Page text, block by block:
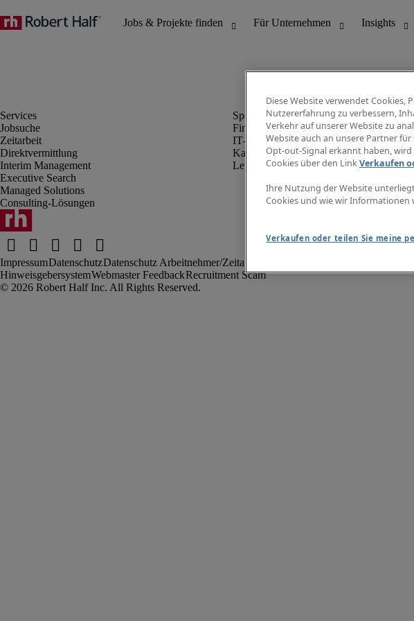
Jobsuche
Zeitarbeit
Direktvermittlung
Interim Management
Executive Search
Managed Solutions
Consulting-Lösungen
Finanz- & Rechnungswesen
IT-Bereich
Kaufmännischer Bereich
Legal
ImpressumDatenschutzDatenschutz Arbeitnehmer/Zeitarbeitskräfte
HinweisgebersystemWebmaster FeedbackRecruitment Scam
Diese Website verwendet Cookies,
Nutzererfahrung zu verbessern,
Verkehr auf unserer Website zu
Website auch an unsere Partner
Opt-out-Signal erkannt haben,
Cookies über den LinkVerkaufen
Ihre Nutzung der Website
Cookies und wie wir Informationen
Verkaufen oder teilen Sie meine